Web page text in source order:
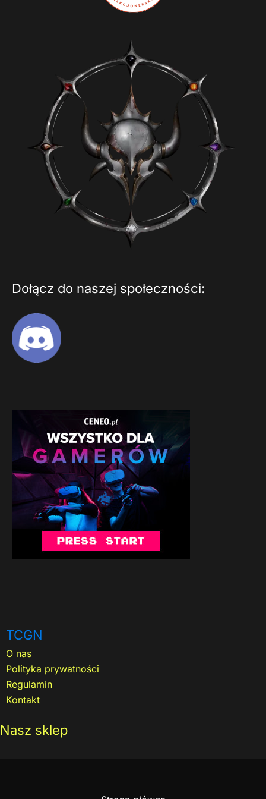
Dołącz do naszej społeczności:
TCGN
O nas
Polityka prywatności
Regulamin
Kontakt
Nasz sklep